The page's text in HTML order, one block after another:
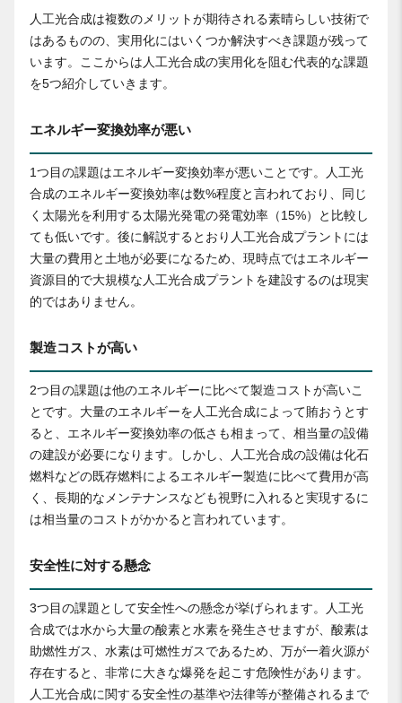
人工光合成は複数のメリットが期待される素晴らしい技術で
はあるものの、実用化にはいくつか解決すべき課題が残って
います。ここからは人工光合成の実用化を阻む代表的な課題
を5つ紹介していきます。
エネルギー変換効率が悪い
1つ目の課題はエネルギー変換効率が悪いことです。人工光
合成のエネルギー変換効率は数%程度と言われており、同じ
く太陽光を利用する太陽光発電の発電効率（15%）と比較し
ても低いです。後に解説するとおり人工光合成プラントには
大量の費用と土地が必要になるため、現時点ではエネルギー
資源目的で大規模な人工光合成プラントを建設するのは現実
的ではありません。
製造コストが高い
2つ目の課題は他のエネルギーに比べて製造コストが高いこ
とです。大量のエネルギーを人工光合成によって賄おうとす
ると、エネルギー変換効率の低さも相まって、相当量の設備
の建設が必要になります。しかし、人工光合成の設備は化石
燃料などの既存燃料によるエネルギー製造に比べて費用が高
く、長期的なメンテナンスなども視野に入れると実現するに
は相当量のコストがかかると言われています。
安全性に対する懸念
3つ目の課題として安全性への懸念が挙げられます。人工光
合成では水から大量の酸素と水素を発生させますが、酸素は
助燃性ガス、水素は可燃性ガスであるため、万が一着火源が
存在すると、非常に大きな爆発を起こす危険性があります。
人工光合成に関する安全性の基準や法律等が整備されるまで